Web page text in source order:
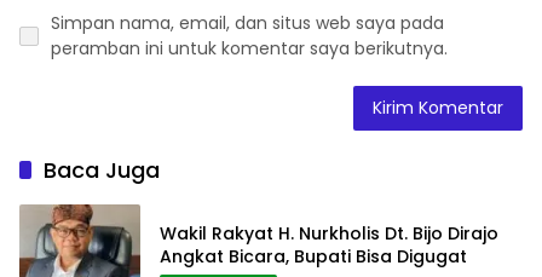
Simpan nama, email, dan situs web saya pada
peramban ini untuk komentar saya berikutnya.
Baca Juga
Wakil Rakyat H. Nurkholis Dt. Bijo Dirajo
Angkat Bicara, Bupati Bisa Digugat